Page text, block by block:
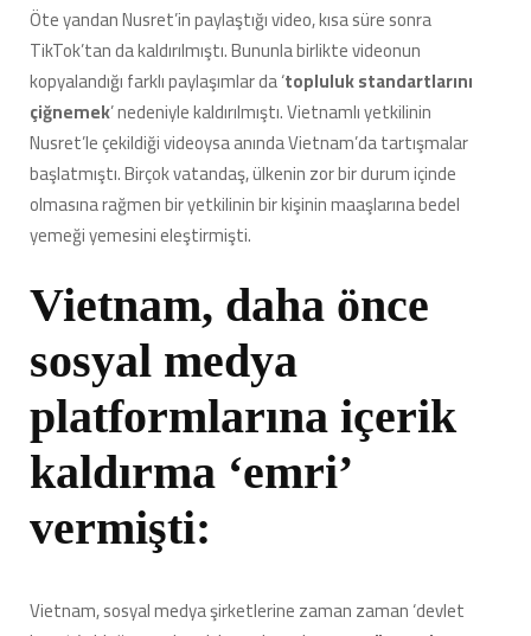
Öte yandan Nusret’in paylaştığı video, kısa süre sonra
TikTok’tan da kaldırılmıştı. Bununla birlikte videonun
kopyalandığı farklı paylaşımlar da ‘topluluk standartlarını
çiğnemek’ nedeniyle kaldırılmıştı. Vietnamlı yetkilinin
Nusret’le çekildiği videoysa anında Vietnam’da tartışmalar
başlatmıştı. Birçok vatandaş, ülkenin zor bir durum içinde
olmasına rağmen bir yetkilinin bir kişinin maaşlarına bedel
yemeği yemesini eleştirmişti.
Vietnam, daha önce
sosyal medya
platformlarına içerik
kaldırma ‘emri’
vermişti:
Vietnam, sosyal medya şirketlerine zaman zaman ‘devlet